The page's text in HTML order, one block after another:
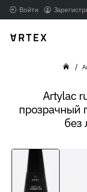
Войти
Artylac
прозрачный
без
home